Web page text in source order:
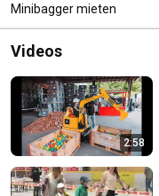
Minibagger mieten
Videos
2:58